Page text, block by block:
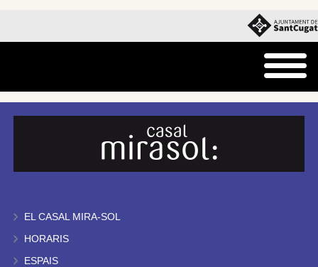
EL CASAL MIRA-SOL
HORARIS
ESPAIS